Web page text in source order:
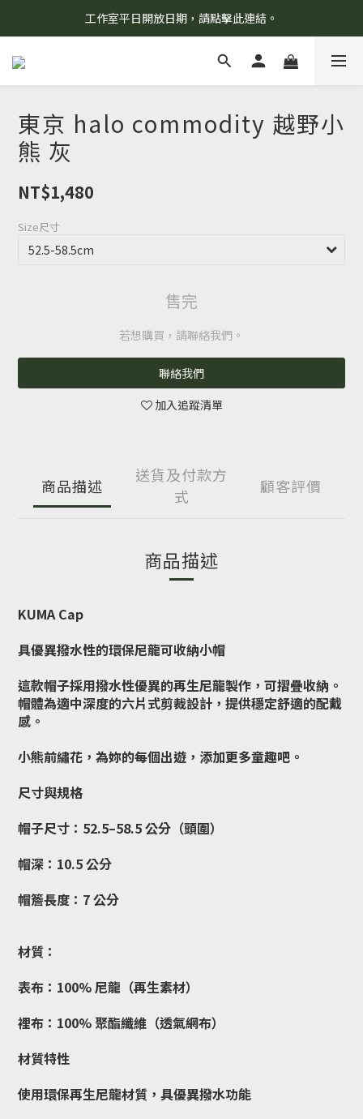
8/7 當天暫停開放工作室。請見諒！
工作室平日開放日期，請點擊此連結。
柯氏野生活推薦商品預購連結，請點此進入！
東京 halo commodity 越野小
熊 灰
NT$1,480
Size尺寸
售完
若想購買，請聯絡我們。
聯絡我們
加入追蹤清單
商品描述
送貨及付款方
式
顧客評價
商品描述
KUMA Cap
具優異撥水性的環保尼龍可收納小帽
這款帽子採用撥水性優異的再生尼龍製作，可摺疊收納。
帽體為適中深度的六片式剪裁設計，提供穩定舒適的配戴
感。
小熊前繡花，為妳的每個出遊，添加更多童趣吧。
尺寸與規格
帽子尺寸：52.5–58.5 公分（頭圍）
帽深：10.5 公分
帽簷長度：7 公分
材質：
表布：100% 尼龍（再生素材）
裡布：100% 聚酯纖維（透氣網布）
材質特性
使用環保再生尼龍材質，具優異撥水功能